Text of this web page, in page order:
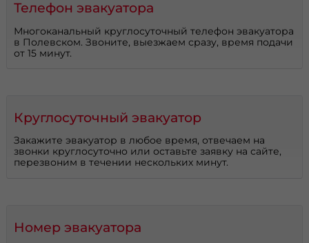
Телефон эвакуатора
Многоканальный круглосуточный телефон эвакуатора
в Полевском. Звоните, выезжаем сразу, время подачи
от 15 минут.
Круглосуточный эвакуатор
Закажите эвакуатор в любое время, отвечаем на
звонки круглосуточно или оставьте заявку на сайте,
перезвоним в течении нескольких минут.
Номер эвакуатора